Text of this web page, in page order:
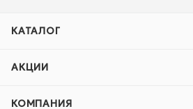
КАТАЛОГ
АКЦИИ
КОМПАНИЯ